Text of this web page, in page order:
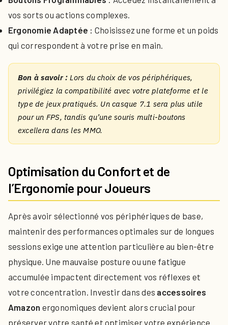
vos sorts ou actions complexes.
Ergonomie Adaptée : Choisissez une forme et un poids
qui correspondent à votre prise en main.
Bon à savoir : Lors du choix de vos périphériques,
privilégiez la compatibilité avec votre plateforme et le
type de jeux pratiqués. Un casque 7.1 sera plus utile
pour un FPS, tandis qu’une souris multi-boutons
excellera dans les MMO.
Optimisation du Confort et de
l’Ergonomie pour Joueurs
Après avoir sélectionné vos périphériques de base,
maintenir des performances optimales sur de longues
sessions exige une attention particulière au bien-être
physique. Une mauvaise posture ou une fatigue
accumulée impactent directement vos réflexes et
votre concentration. Investir dans des accessoires
Amazon ergonomiques devient alors crucial pour
préserver votre santé et optimiser votre expérience